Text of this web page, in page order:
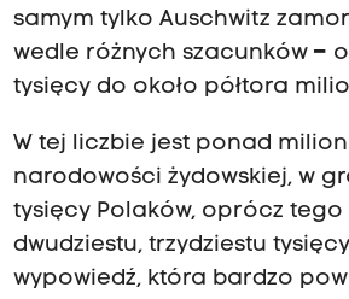
samym tylko Auschwitz
wedle różnych szacunków –
tysięcy do około półtora
W tej liczbie jest ponad
narodowości żydowskiej, w
tysięcy Polaków, oprócz tego
dwudziestu, trzydziestu
wypowiedź, która bardzo